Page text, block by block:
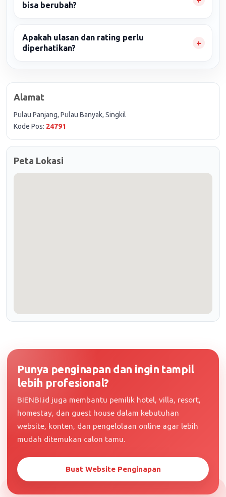
bisa berubah?
Apakah ulasan dan rating perlu
diperhatikan?
Alamat
Pulau Panjang, Pulau Banyak, Singkil
Kode Pos: 24791
Peta Lokasi
Punya penginapan dan ingin tampil
lebih profesional?
BIENBI.id juga membantu pemilik hotel, villa, resort,
homestay, dan guest house dalam kebutuhan
website, konten, dan pengelolaan online agar lebih
mudah ditemukan calon tamu.
Buat Website Penginapan